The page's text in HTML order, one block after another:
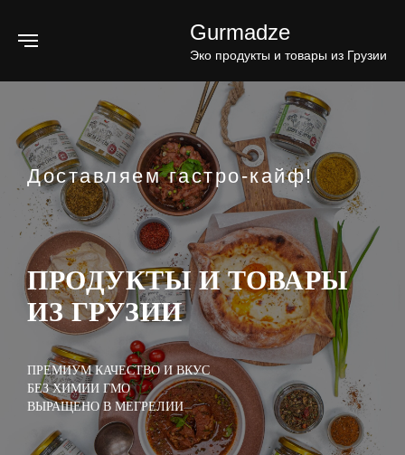
Gurmadze
Эко продукты и товары из Грузии
Доставляем гастро-кайф!
ПРОДУКТЫ И ТОВАРЫ
ИЗ ГРУЗИИ
ПРЕМИУМ КАЧЕСТВО И ВКУС
БЕЗ ХИМИИ ГМО
ВЫРАЩЕНО В МЕГРЕЛИИ